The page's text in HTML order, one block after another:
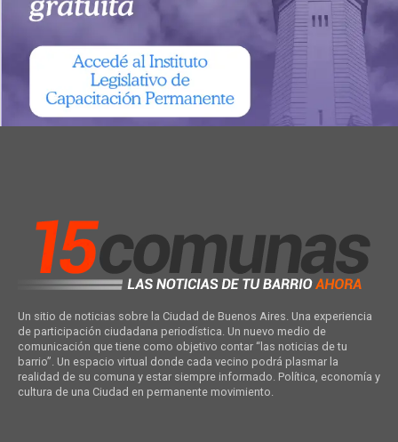
Un sitio de noticias sobre la Ciudad de Buenos Aires. Una experiencia
de participación ciudadana periodística. Un nuevo medio de
comunicación que tiene como objetivo contar “las noticias de tu
barrio”. Un espacio virtual donde cada vecino podrá plasmar la
realidad de su comuna y estar siempre informado. Política, economía y
cultura de una Ciudad en permanente movimiento.